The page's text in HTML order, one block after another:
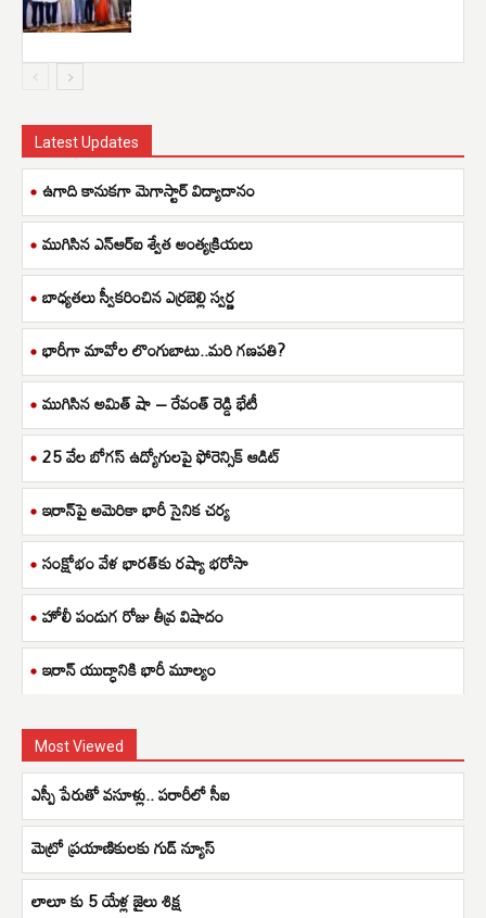
Latest Updates
ఉగాది కానుకగా మెగాస్టార్ విద్యాదానం
ముగిసిన ఎన్ఆర్ఐ శ్వేత అంత్యక్రియలు
బాధ్యతలు స్వీకరించిన ఎర్రబెల్లి స్వర్ణ
భారీగా మావోల లొంగుబాటు..మరి గణపతి?
ముగిసిన అమిత్ షా – రేవంత్ రెడ్డి భేటీ
25 వేల బోగస్ ఉద్యోగులపై ఫోరెన్సిక్ ఆడిట్
ఇరాన్‌పై అమెరికా భారీ సైనిక చర్య
సంక్షోభం వేళ భారత్‌కు రష్యా భరోసా
హోలీ పండుగ రోజు తీవ్ర విషాదం
ఇరాన్ యుద్ధానికి భారీ మూల్యం
Most Viewed
ఎస్పీ పేరుతో వసూళ్లు.. పరారీలో సీఐ
మెట్రో ప్రయాణికులకు గుడ్ న్యూస్
లాలూ కు 5 యేళ్ల జైలు శిక్ష